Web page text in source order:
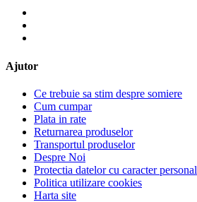
Ajutor
Ce trebuie sa stim despre somiere
Cum cumpar
Plata in rate
Returnarea produselor
Transportul produselor
Despre Noi
Protectia datelor cu caracter personal
Politica utilizare cookies
Harta site